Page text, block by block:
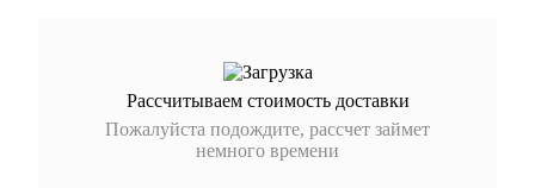
Рассчитываем стоимость доставки
Пожалуйста подождите, рассчет займет
немного времени